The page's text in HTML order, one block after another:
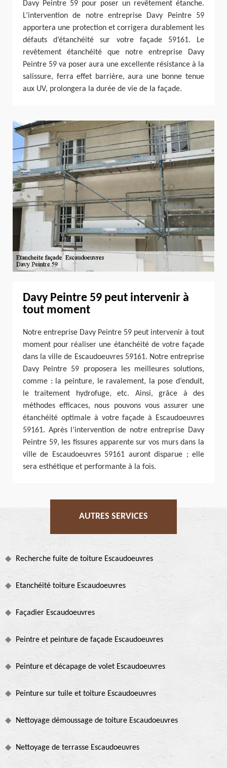
Davy Peintre 59 pour poser un revêtement étanche.
L’intervention de notre entreprise Davy Peintre 59
apportera une protection et corrigera durablement les
défauts d’étanchéité sur votre façade 59161. Le
revêtement étanchéité que notre entreprise Davy
Peintre 59 va poser aura une excellente résistance à la
salissure, ferra effet barrière, aura une bonne tenue
aux UV, prolongera la durée de vie de la façade.
Davy Peintre 59 peut intervenir à
tout moment
Notre entreprise Davy Peintre 59 peut intervenir à tout
moment pour réaliser une étanchéité de votre façade
dans la ville de Escaudoeuvres 59161. Notre entreprise
Davy Peintre 59 proposera les meilleures solutions,
comme : la peinture, le ravalement, la pose d’enduit,
le traitement hydrofuge, etc. Ainsi, grâce à des
méthodes efficaces, nous pouvons vous assurer une
étanchéité optimale à votre façade à Escaudoeuvres
59161. Après l’intervention de notre entreprise Davy
Peintre 59, les fissures apparente sur vos murs dans la
ville de Escaudoeuvres 59161 auront disparue ; elle
sera esthétique et performante à la fois.
AUTRES SERVICES
Recherche fuite de toiture Escaudoeuvres
Etanchéité toiture Escaudoeuvres
Façadier Escaudoeuvres
Peintre et peinture de façade Escaudoeuvres
Peinture et décapage de volet Escaudoeuvres
Peinture sur tuile et toiture Escaudoeuvres
Nettoyage démoussage de toiture Escaudoeuvres
Nettoyage de terrasse Escaudoeuvres